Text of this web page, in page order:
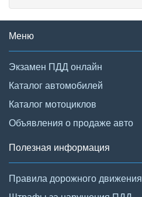
Меню
Экзамен ПДД онлайн
Каталог автомобилей
Каталог мотоциклов
Объявления о продаже авто
Полезная информация
Правила дорожного движения